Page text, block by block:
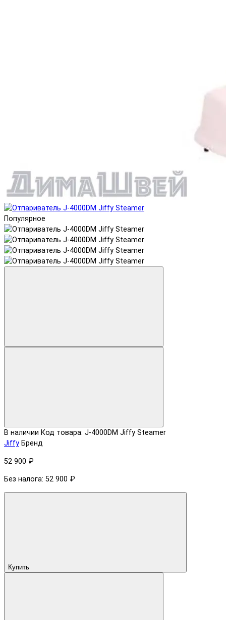
Популярное
В наличии Код товара: J-4000DM Jiffy Steamer
Jiffy Бренд
52 900 ₽
Без налога: 52 900 ₽
Купить